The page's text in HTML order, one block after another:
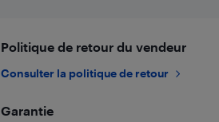
Politique de retour du vendeur
Consulter la politique de retour
Garantie